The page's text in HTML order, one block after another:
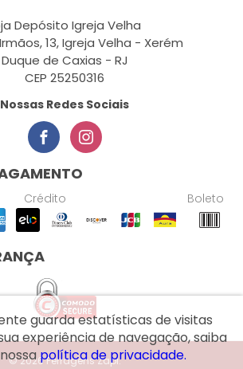
Depósito Igreja Velha
13, Igreja Velha - Xerém
Duque de Caxias - RJ
CEP 25250316
Nossas Redes Sociais
Crédito Boleto
guarda estatísticas de visitas
experiência de navegação, saiba
política de privacidade.
© 2026 Ferragens Zapi.